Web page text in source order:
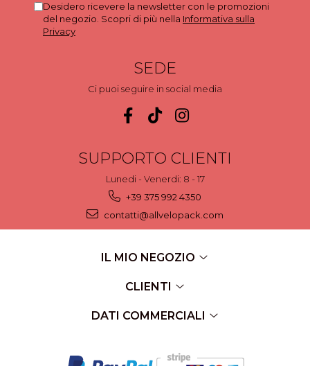
Desidero ricevere la newsletter con le promozioni
del negozio. Scopri di più nella Informativa sulla
Privacy
SEDE
Ci puoi seguire in social media
SUPPORTO CLIENTI
Lunedi - Venerdi: 8 - 17
+39 375 992 4350
contatti@allvelopack.com
IL MIO NEGOZIO
CLIENTI
DATI COMMERCIALI